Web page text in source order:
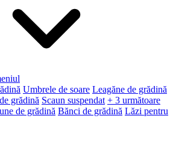
Umbrele de soare Leagăne de grădină
grădină Scaun suspendat + 3 următoare
de grădină Bănci de grădină Lăzi pentru